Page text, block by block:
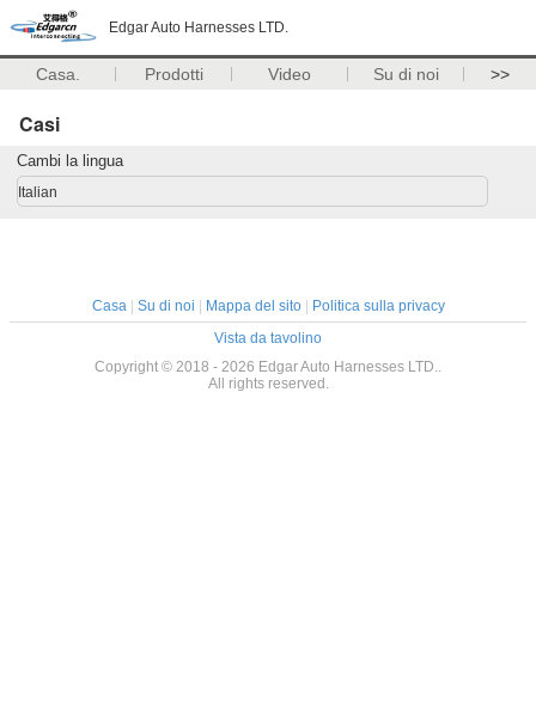
Edgar Auto Harnesses LTD.
Casa. Prodotti Video Su di noi >>
Casi
Cambi la lingua
Italian
Casa| Su di noi Mappa del sito|
Politica sulla privacy
Vista da tavolino
Copyright © 2018 - 2026 Edgar Auto Harnesses LTD..
All rights reserved.